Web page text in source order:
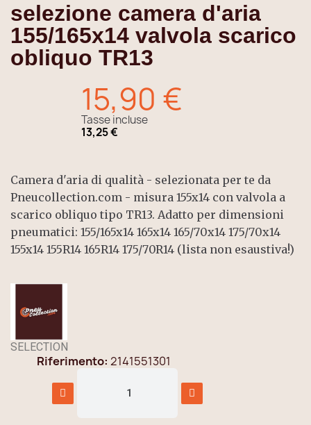
selezione camera d'aria
155/165x14 valvola scarico
obliquo TR13
15,90 €
Tasse incluse
13,25 €
Camera d'aria di qualità - selezionata per te da
Pneucollection.com - misura 155x14 con valvola a
scarico obliquo tipo TR13. Adatto per dimensioni
pneumatici: 155/165x14 165x14 165/70x14 175/70x14
155x14 155R14 165R14 175/70R14 (lista non esaustiva!)
SELECTION
Riferimento 2141551301